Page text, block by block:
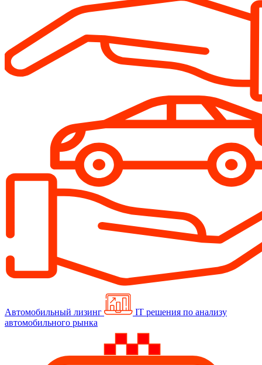
Автомобильный лизинг
IT решения по анализу
автомобильного рынка